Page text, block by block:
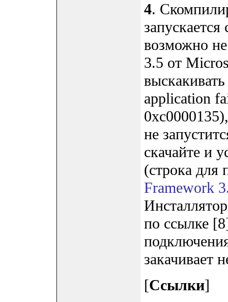
4.
возможно
3.5 от
application
не
скачайте и
(строка для
Framework
по ссылке
закачивает
[Ссылки]